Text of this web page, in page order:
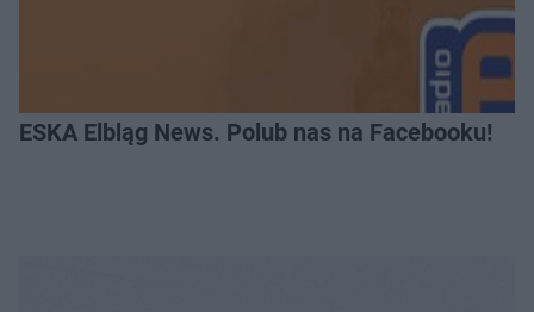
ESKA Elbląg News. Polub nas na Facebooku!